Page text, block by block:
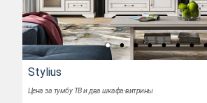
Stylius
Цена за тумбу ТВ и два шкафа-витрины